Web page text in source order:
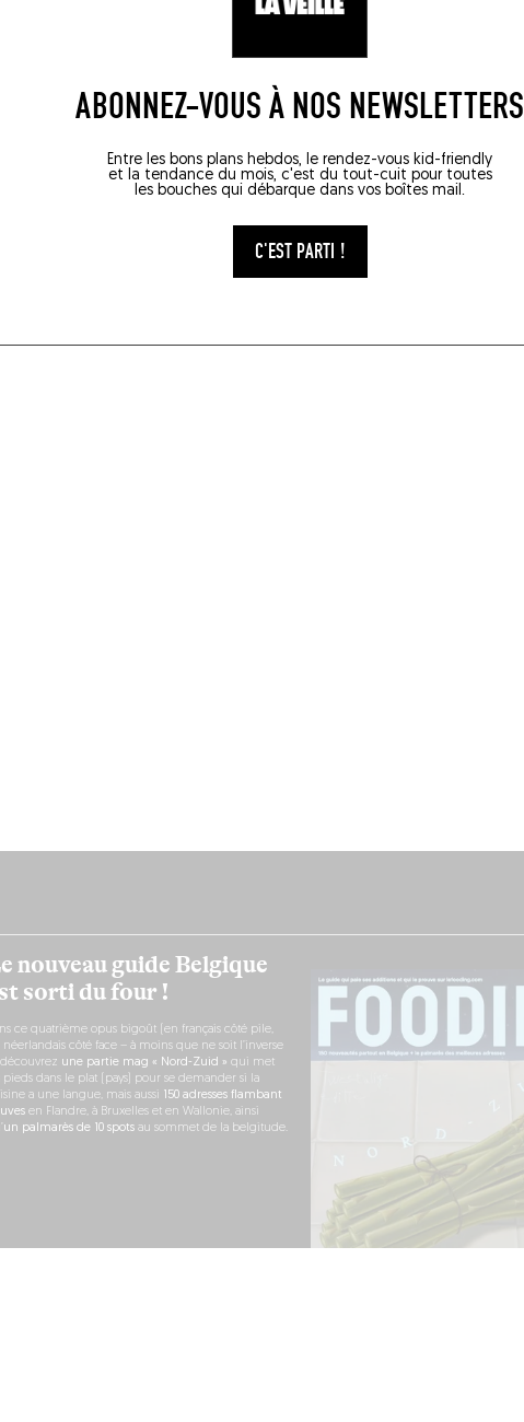
ABONNEZ-VOUS À NOS NEWSLETTERS
Entre les bons plans hebdos, le rendez-vous kid-friendly
et la tendance du mois, c'est du tout-cuit pour toutes
les bouches qui débarque dans vos boîtes mail.
C'EST PARTI !
nouveau guide Belgique
sorti du four !
ce quatrième opus bigoût (en français côté pile,
néerlandais côté face – à moins que ne soit l’inverse
découvrez une partie mag « Nord-Zuid » qui met
pieds dans le plat (pays) pour se demander si la
a une langue, mais aussi
150 adresses flambant
en Flandre, à Bruxelles et en Wallonie, ainsi
un palmarès de 10 spotsau sommet de la belgitude.